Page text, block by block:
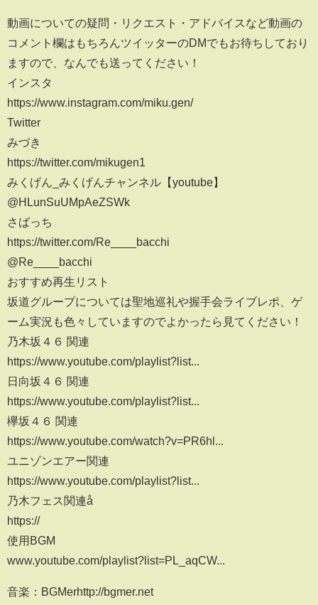
動画についての疑問・リクエスト・アドバイスなど動画の
コメント欄はもちろんツイッターのDMでもお待ちしており
ますので、なんでも送ってください！
インスタ
https://www.instagram.com/miku.gen/
Twitter
みづき
https://twitter.com/mikugen1
みくげん_みくげんチャンネル【youtube】
@HLunSuUMpAeZSWk
さばっち
https://twitter.com/Re____bacchi
@Re____bacchi
おすすめ再生リスト
坂道グループについては聖地巡礼や握手会ライブレポ、ゲ
ーム実況も色々していますのでよかったら見てください！
乃木坂４６ 関連
https://www.youtube.com/playlist?list...​
日向坂４６ 関連
https://www.youtube.com/playlist?list...​
欅坂４６ 関連
https://www.youtube.com/watch?v=PR6hl...​
ユニゾンエアー関連
https://www.youtube.com/playlist?list...​
乃木フェス関連å
https://
使用BGM
www.youtube.com/playlist?list=PL_aqCW...​
音楽：BGMerhttp://bgmer.net